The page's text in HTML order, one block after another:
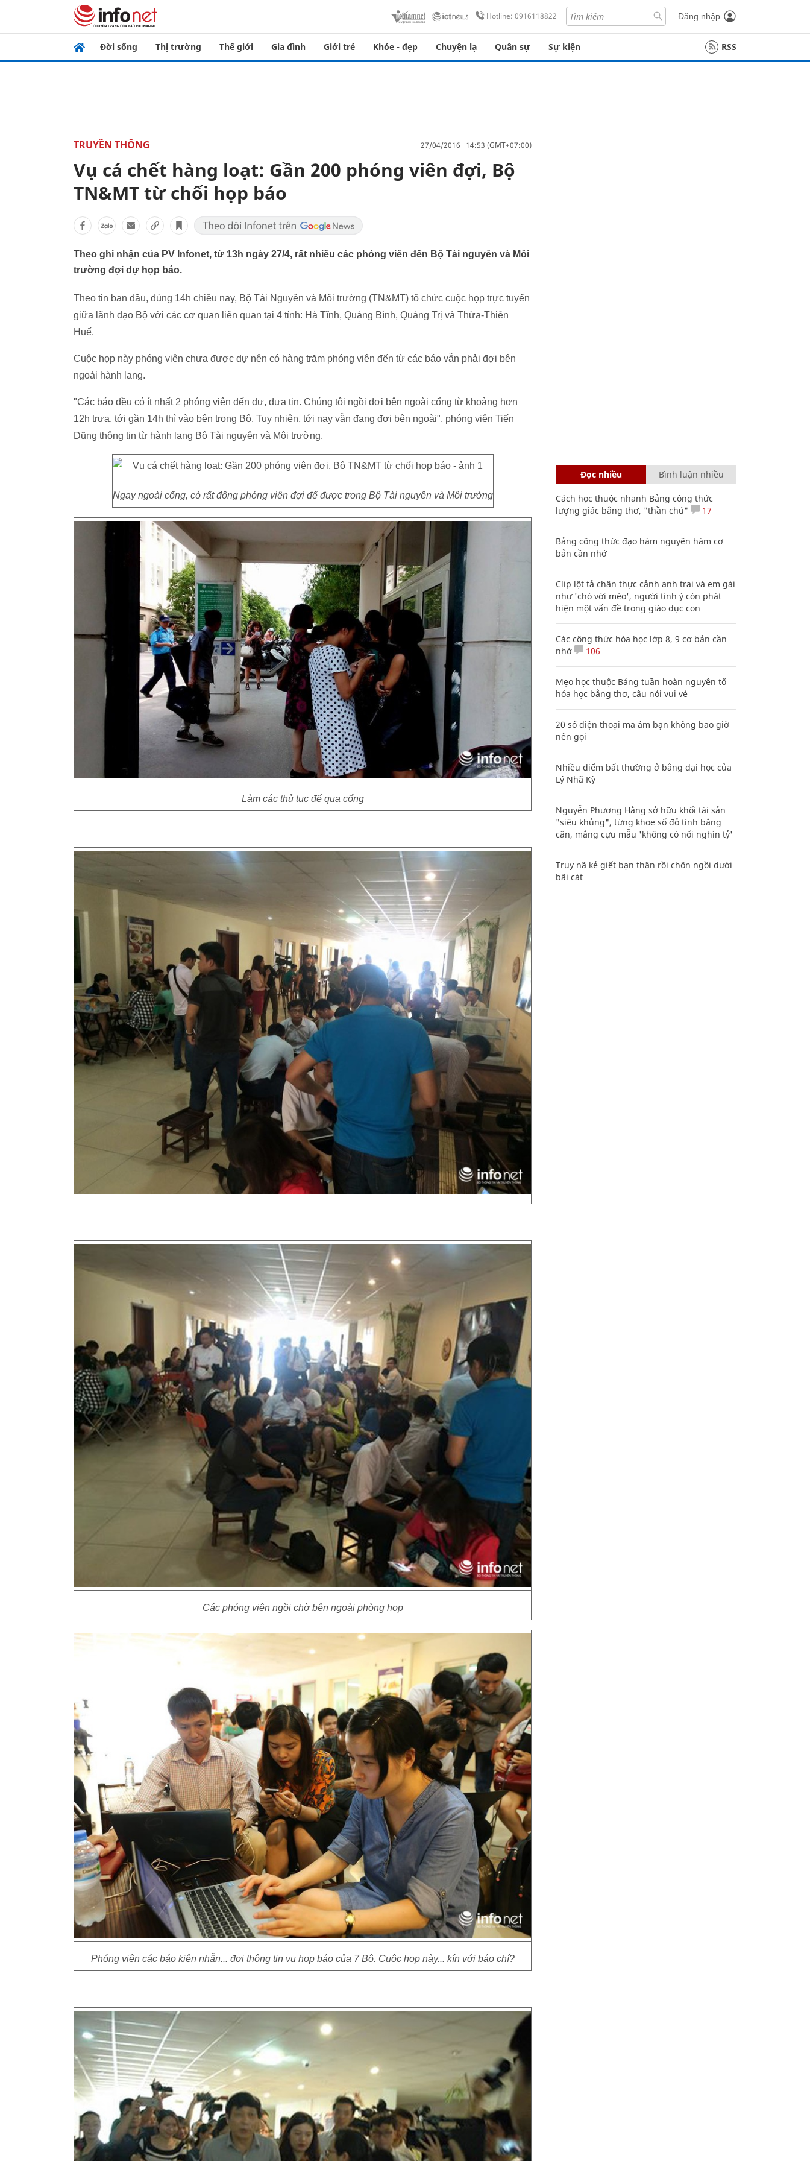
Hotline: 0916118822 Đăng nhập
Đời sống Thị trường Thế giới Gia đình Giới trẻ Khỏe - đẹp Chuyện lạ Quân sự Sự kiện RSS
TRUYỀN THÔNG 27/04/2016 14:53 (GMT+07:00)
Vụ cá chết hàng loạt: Gần 200 phóng viên đợi, Bộ
TN&MT từ chối họp báo
Theo ghi nhận của PV Infonet, từ 13h ngày 27/4, rất nhiều các phóng viên đến Bộ Tài nguyên và Môi
trường đợi dự họp báo.
Theo tin ban đầu, đúng 14h chiều nay, Bộ Tài Nguyên và Môi trường (TN&MT) tổ chức cuộc họp trực tuyến
giữa lãnh đạo Bộ với các cơ quan liên quan tại 4 tỉnh: Hà Tĩnh, Quảng Bình, Quảng Trị và Thừa-Thiên
Huế.
Cuộc họp này phóng viên chưa được dự nên có hàng trăm phóng viên đến từ các báo vẫn phải đợi bên
ngoài hành lang.
"Các báo đều có ít nhất 2 phóng viên đến dự, đưa tin. Chúng tôi ngồi đợi bên ngoài cổng từ khoảng hơn
12h trưa, tới gần 14h thì vào bên trong Bộ. Tuy nhiên, tới nay vẫn đang đợi bên ngoài", phóng viên Tiến
Dũng thông tin từ hành lang Bộ Tài nguyên và Môi trường.
Ngay ngoài cổng, có rất đông phóng viên đợi để được trong Bộ Tài nguyên và Môi trường
Làm các thủ tục để qua cổng
Các phóng viên ngồi chờ bên ngoài phòng họp
Phóng viên các báo kiên nhẫn... đợi thông tin vụ họp báo của 7 Bộ. Cuộc họp này... kín với báo chí?
Đọc nhiều Bình luận nhiều
Cách học thuộc nhanh Bảng công thức
lượng giác bằng thơ, "thần chú"
17
Bảng công thức đạo hàm nguyên hàm cơ
bản cần nhớ
Clip lột tả chân thực cảnh anh trai và em gái
như 'chó với mèo', người tinh ý còn phát
hiện một vấn đề trong giáo dục con
Các công thức hóa học lớp 8, 9 cơ bản cần
nhớ
106
Mẹo học thuộc Bảng tuần hoàn nguyên tố
hóa học bằng thơ, câu nói vui vẻ
20 số điện thoại ma ám bạn không bao giờ
nên gọi
Nhiều điểm bất thường ở bằng đại học của
Lý Nhã Kỳ
Nguyễn Phương Hằng sở hữu khối tài sản
"siêu khủng", từng khoe sổ đỏ tính bằng
cân, mắng cựu mẫu 'không có nổi nghìn tỷ'
Truy nã kẻ giết bạn thân rồi chôn ngồi dưới
bãi cát